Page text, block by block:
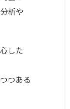
析や
した
つある